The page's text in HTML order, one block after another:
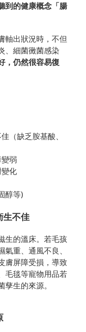
到的健康概念「腸
軸出狀況時，不但
、細菌黴菌感染
，仍然很容易復
（缺乏胺基酸、
弱
化
醇等)
生不佳
生的溫床。若毛孩
重、通風不良、
膚屏障受損，導致
毛毯等寵物用品若
生的來源。